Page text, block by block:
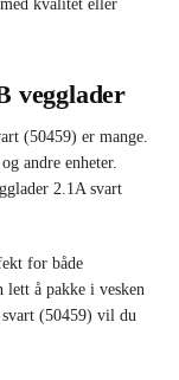
kvalitet eller
vegglader
(50459) er mange.
andre enheter.
2.1A svart
for både
lett å pakke i vesken
(50459) vil du